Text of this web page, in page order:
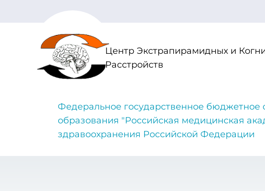
Центр Экстрапирамидных и
Расстройств
Федеральное государственное бюджетное
образования "Российская медицинская
здравоохранения Российской Федерации